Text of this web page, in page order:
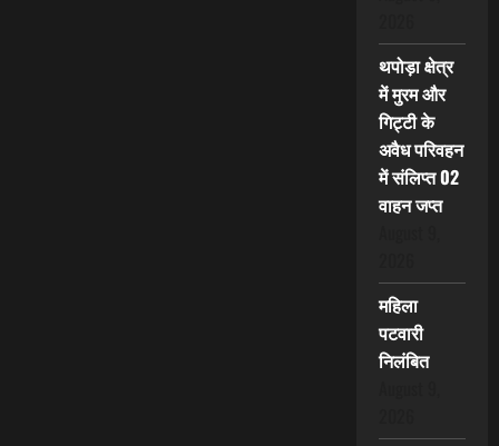
थपोड़ा क्षेत्र
में मुरम और
गिट्टी के
अवैध परिवहन
में संलिप्त 02
वाहन जप्त
महिला
पटवारी
निलंबित